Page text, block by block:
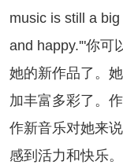
music is still a
and happy.'"你可
她的新作品了。
加丰富多彩了。
作新音乐对她来
感到活力和快乐